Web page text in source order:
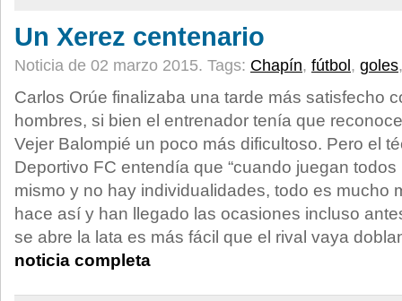
Un Xerez centenario
Noticia de 02 marzo 2015. Tags: Chapín, fútbol , goles
Carlos Orúe finalizaba una tarde más satisfecho
hombres, si bien el entrenador tenía que
Vejer Balompié un poco más dificultoso. Pero el
Deportivo FC entendía que “cuando juegan
mismo y no hay individualidades, todo es mucho
hace así y han llegado las ocasiones incluso
se abre la lata es más fácil que el rival vaya
noticia completa